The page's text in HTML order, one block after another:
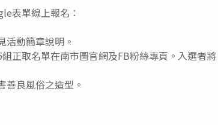
表單線上報名：
活動簡章說明。
正取名單在南市圖官網及FB粉絲專頁。入選者將
善良風俗之造型。